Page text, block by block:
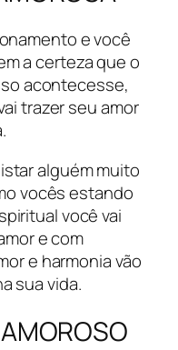
e você
a certeza que o
acontecesse,
trazer seu amor
alguém muito
vocês estando
você vai
e com
e harmonia vão
sua vida.